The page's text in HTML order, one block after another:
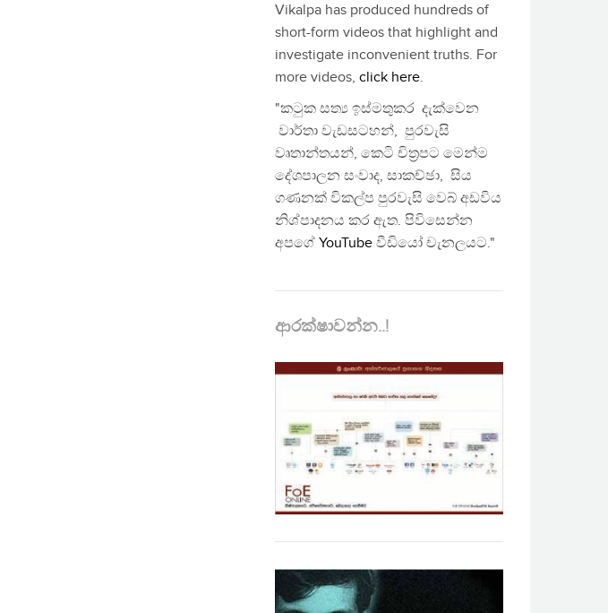
Vikalpa has produced hundreds of
short-form videos that highlight and
investigate inconvenient truths. For
more videos, click here.
"කටුක සත්‍ය ඉස්මතුකර දැක්වෙන
වාර්තා වැඩසටහන්, පුරවැසි
වෘතාන්තයන්, කෙටි චිත්‍රපට මෙන්ම
දේශපාලන සංවාද, සාකච්ඡා, සිය
ගණනක් විකල්ප පුරවැසි වෙබ් අඩවිය
නිශ්පාදනය කර ඇත. පිවිසෙන්න
අපගේ YouTube වීඩියෝ චැනලයට."
ආරක්ෂාවන්න..!